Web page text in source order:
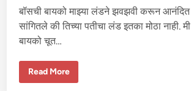
वी
स्व
प्न
-
४
बॉसची बायको माझ्या लंडने झवझवी करून आनंदित
सांगितले की तिच्या पतीचा लंड इतका मोठा नाही.
बायको चूत…
बॉ
Read More